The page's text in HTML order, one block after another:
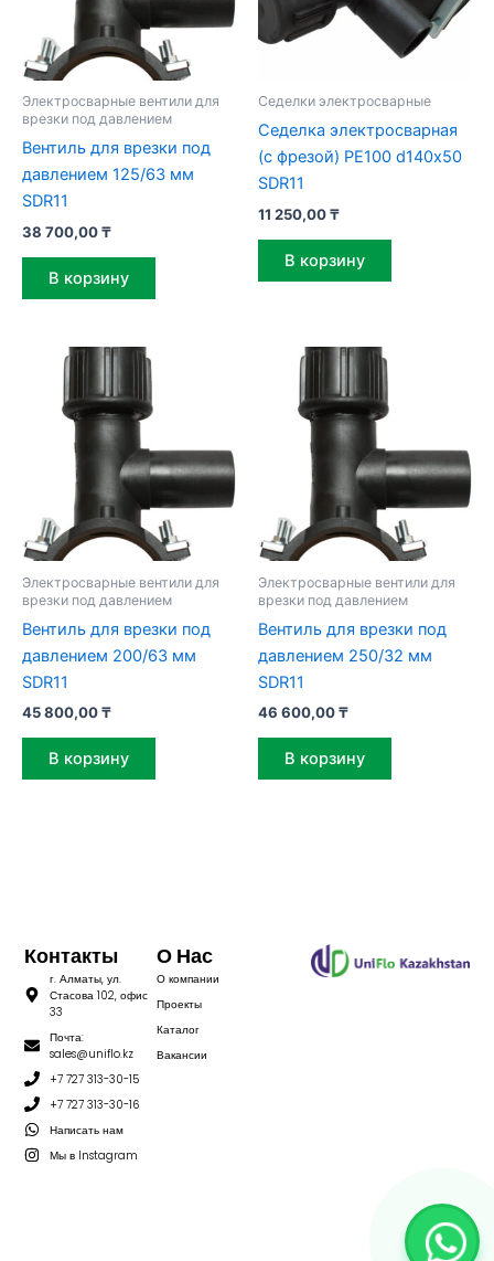
Электросварные вентили для
врезки под давлением
Вентиль для врезки под
давлением 125/63 мм
SDR11
38 700,00₸
В корзину
Седелки электросварные
Седелка электросварная
(с фрезой) PE100 d140х50
SDR11
11 250,00₸
В корзину
Электросварные вентили для
врезки под давлением
Вентиль для врезки под
давлением 200/63 мм
SDR11
45 800,00₸
В корзину
Электросварные вентили для
врезки под давлением
Вентиль для врезки под
давлением 250/32 мм
SDR11
46 600,00₸
В корзину
О Нас
О компании
Проекты
Каталог
Вакансии
Контакты
г. Алматы, ул.
Стасова 102, офис
33
Почта:
sales@uniflo.kz
+7 727 313-30-15
+7 727 313-30-16
Написать нам
Мы в Instagram